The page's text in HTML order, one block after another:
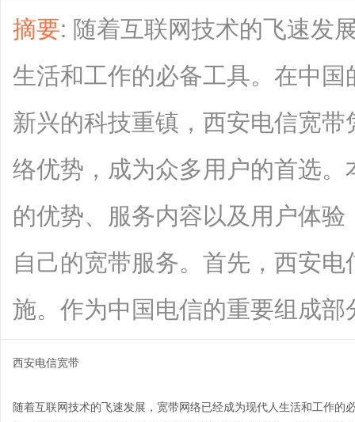
摘要: 随着互联网技术的飞速发
生活和工作的必备工具。在中
新兴的科技重镇，西安电信宽
络优势，成为众多用户的首选
的优势、服务内容以及用户体
自己的宽带服务。首先，西安
施。作为中国电信的重要组成部
西安电信宽带
随着互联网技术的飞速发展，宽带网络已经成为现代人生活和工作